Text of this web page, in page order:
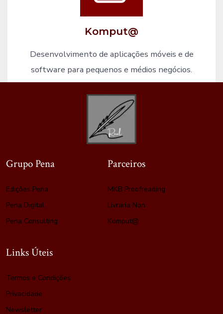
Komput@
Desenvolvimento de aplicações móveis e de
software para pequenos e médios negócios.
Grupo Pena
Edições Pena
Pena Digital
Pena Consulting
Parceiros
MKB Proofreading
Livraria Non
Komput@
Links Úteis
Termos e Condições
Privacidade
Newsletter